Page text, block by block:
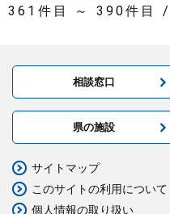
361件目 ～ 390件目
相談窓口
県の施設
サイトマップ
このサイトの利用について
個人情報の取り扱い